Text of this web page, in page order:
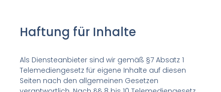
Haftung für Inhalte
Als Diensteanbieter sind wir gemäß §7 Absatz 1
Telemediengesetz für eigene Inhalte auf diesen
Seiten nach den allgemeinen Gesetzen